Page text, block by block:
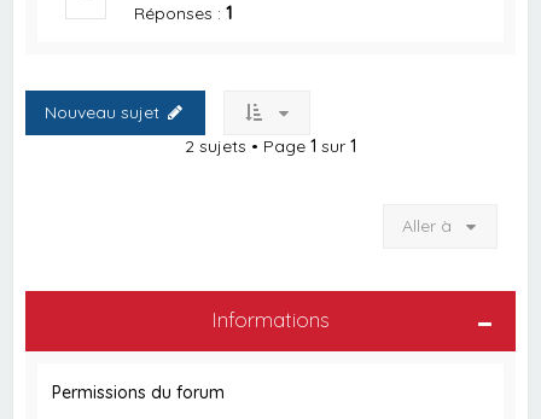
Réponses :1
Nouveau sujet
2 sujets • Page 1 sur 1
Aller à
Informations
Permissions du forum